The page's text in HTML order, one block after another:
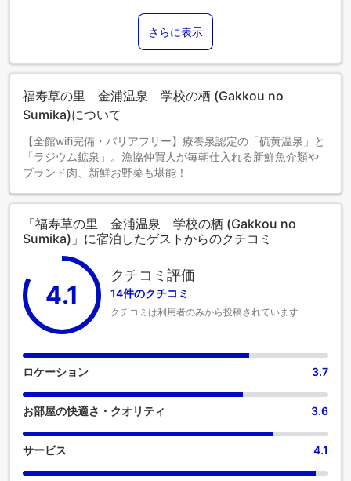
さらに表示
福寿草の里 金浦温泉 学校の栖 (Gakkou no
Sumika)について
【全館wifi完備・バリアフリー】療養泉認定の「硫黄温泉」と
「ラジウム鉱泉」。漁協仲買人が毎朝仕入れる新鮮魚介類や
ブランド肉、新鮮お野菜も堪能！
「福寿草の里 金浦温泉 学校の栖 (Gakkou no
Sumika)」に宿泊したゲストからのクチコミ
4.1
クチコミ評価
14件のクチコミ
クチコミは利用者のみから投稿されています
ロケーション 3.7
お部屋の快適さ・クオリティ 3.6
サービス 4.1